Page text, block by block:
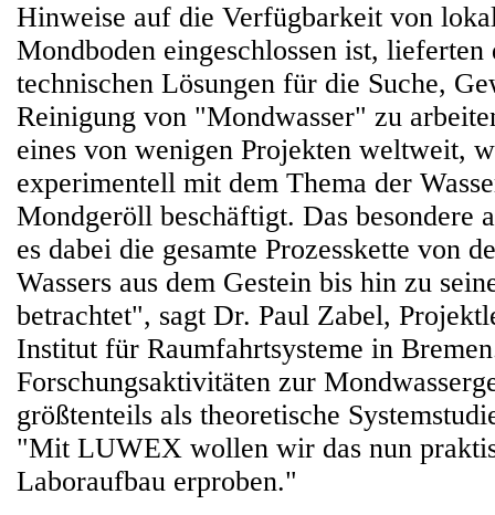
Hinweise auf die Verfügbarkeit von
Mondboden eingeschlossen ist,
technischen Lösungen für die Suche,
Reinigung von "Mondwasser" zu
eines von wenigen Projekten weltweit,
experimentell mit dem Thema der
Mondgeröll beschäftigt. Das besondere
es dabei die gesamte Prozesskette von
Wassers aus dem Gestein bis hin zu
betrachtet", sagt Dr. Paul Zabel,
Institut für Raumfahrtsysteme in
Forschungsaktivitäten zur
größtenteils als theoretische
"Mit LUWEX wollen wir das nun
Laboraufbau erproben."